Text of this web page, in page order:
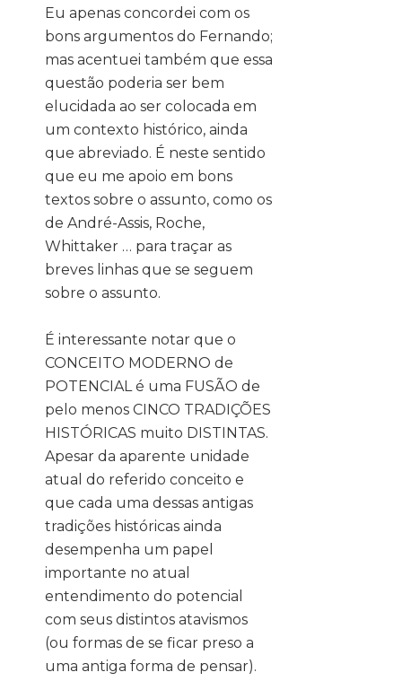
Eu apenas concordei com os
bons argumentos do Fernando;
mas acentuei também que essa
questão poderia ser bem
elucidada ao ser colocada em
um contexto histórico, ainda
que abreviado. É neste sentido
que eu me apoio em bons
textos sobre o assunto, como os
de André-Assis, Roche,
Whittaker … para traçar as
breves linhas que se seguem
sobre o assunto.
É interessante notar que o
CONCEITO MODERNO de
POTENCIAL é uma FUSÃO de
pelo menos CINCO TRADIÇÕES
HISTÓRICAS muito DISTINTAS.
Apesar da aparente unidade
atual do referido conceito e
que cada uma dessas antigas
tradições históricas ainda
desempenha um papel
importante no atual
entendimento do potencial
com seus distintos atavismos
(ou formas de se ficar preso a
uma antiga forma de pensar).